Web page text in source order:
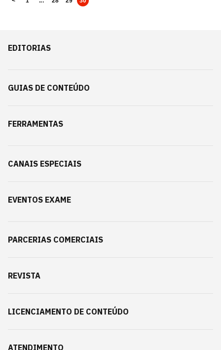
EDITORIAS
GUIAS DE CONTEÚDO
FERRAMENTAS
CANAIS ESPECIAIS
EVENTOS EXAME
PARCERIAS COMERCIAIS
REVISTA
LICENCIAMENTO DE CONTEÚDO
ATENDIMENTO